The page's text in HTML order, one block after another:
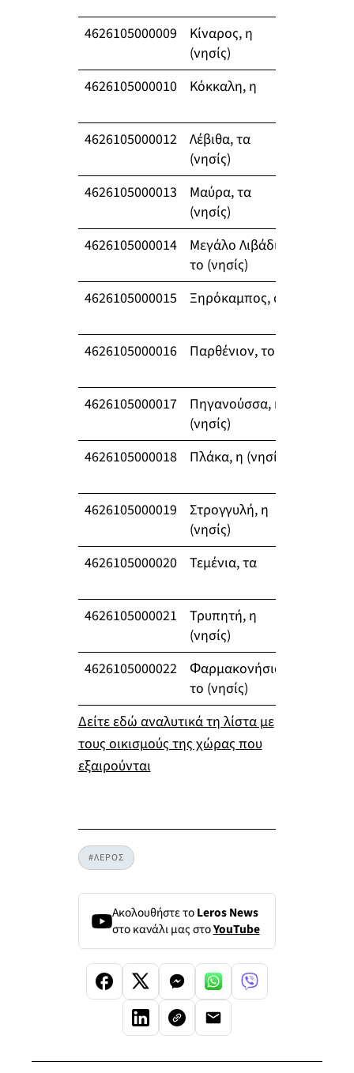
4626105000009
Κίναρος, η
(νησίς)
4626105000010 Κόκκαλη, η
4626105000012
Λέβιθα, τα
(νησίς)
4626105000013
Μαύρα, τα
(νησίς)
4626105000014
Μεγάλο Λιβάδι,
το (νησίς)
4626105000015 Ξηρόκαμπος, ο
4626105000016 Παρθένιον, το
4626105000017
Πηγανούσσα, η
(νησίς)
4626105000018 Πλάκα, η (νησίς)
4626105000019
Στρογγυλή, η
(νησίς)
4626105000020 Τεμένια, τα
4626105000021
Τρυπητή, η
(νησίς)
4626105000022
Фαρμακονήσιον,
το (νησίς)
Δείτε εδώ αναλυτικά τη λίστα με
τους οικισμούς της χώρας που
εξαιρούνται
#ΛΕΡΟΣ
Ακολουθήστε τοLeros News
στο κανάλι μας στοYouTube